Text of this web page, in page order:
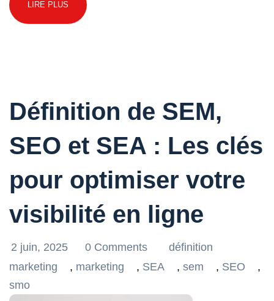
LIRE PLUS
Définition de SEM,
SEO et SEA : Les clés
pour optimiser votre
visibilité en ligne
2 juin, 2025 0 Comments
définition
marketing
, marketing , SEA , sem , SEO
,
smo